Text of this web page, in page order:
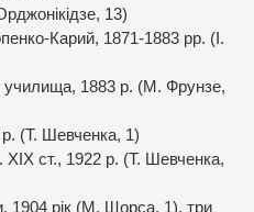
13)
Карий, 1871-1883 рр. (І.
училища, 1883 р. (М. Фрунзе,
р. (Т. Шевченка, 1)
ХІХ ст., 1922 р. (Т. Шевченка,
1904 рік (М. Щорса, 1), три